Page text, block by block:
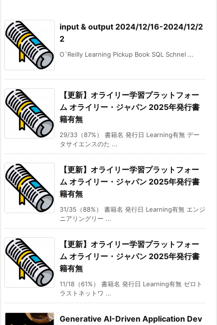
input & output 2024/12/16-2024/12/2
2
O`Reilly Learning Pickup Book SQL Schnel ...
【更新】オライリー学習プラットフォー
ム オライリー・ジャパン 2025年発行書
籍有無
29/33（87%） 書籍名 発行日 Learning有無 デー
タサイエンスのた ...
【更新】オライリー学習プラットフォー
ム オライリー・ジャパン 2025年発行書
籍有無
31/35（88%） 書籍名 発行日 Learning有無 エンジ
ニアリングリー ...
【更新】オライリー学習プラットフォー
ム オライリー・ジャパン 2025年発行書
籍有無
11/18（61%） 書籍名 発行日 Learning有無 ゼロト
ラストネットワ ...
Generative AI-Driven Application Dev